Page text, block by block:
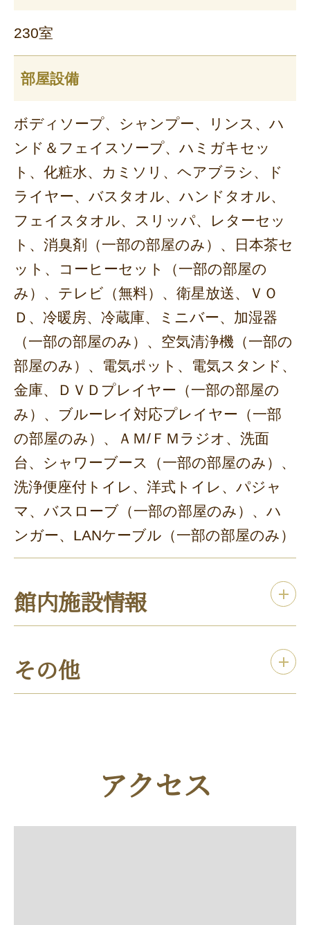
230室
部屋設備
ボディソープ、シャンプー、リンス、ハ
ンド＆フェイスソープ、ハミガキセッ
ト、化粧水、カミソリ、ヘアブラシ、ド
ライヤー、バスタオル、ハンドタオル、
フェイスタオル、スリッパ、レターセッ
ト、消臭剤（一部の部屋のみ）、日本茶セ
ット、コーヒーセット（一部の部屋の
み）、テレビ（無料）、衛星放送、ＶＯ
Ｄ、冷暖房、冷蔵庫、ミニバー、加湿器
（一部の部屋のみ）、空気清浄機（一部の
部屋のみ）、電気ポット、電気スタンド、
金庫、ＤＶＤプレイヤー（一部の部屋の
み）、ブルーレイ対応プレイヤー（一部
の部屋のみ）、ＡＭ/ＦＭラジオ、洗面
台、シャワーブース（一部の部屋のみ）、
洗浄便座付トイレ、洋式トイレ、パジャ
マ、バスローブ（一部の部屋のみ）、ハ
ンガー、LANケーブル（一部の部屋のみ）
館内施設情報
その他
アクセス